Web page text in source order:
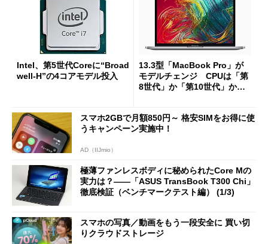
Intel、第5世代Coreに“Broad
well-H”の4コアモデル投入
13.3型「MacBook Pro」が
モデルチェンジ CPUは「第
8世代」か「第10世代」から
スマホ2GBで月額850円～ 格安SIMをお得に使
うキャンペーン実施中！
AD（IIJmio）
極薄ファンレスボディに秘められたCore Mの
実力は？――「ASUS TransBook T300 Chi」
徹底検証（ベンチマークテスト編） (1/3)
スマホの写真／動画をもう一段安全に 買い切
りクラウドストレージ